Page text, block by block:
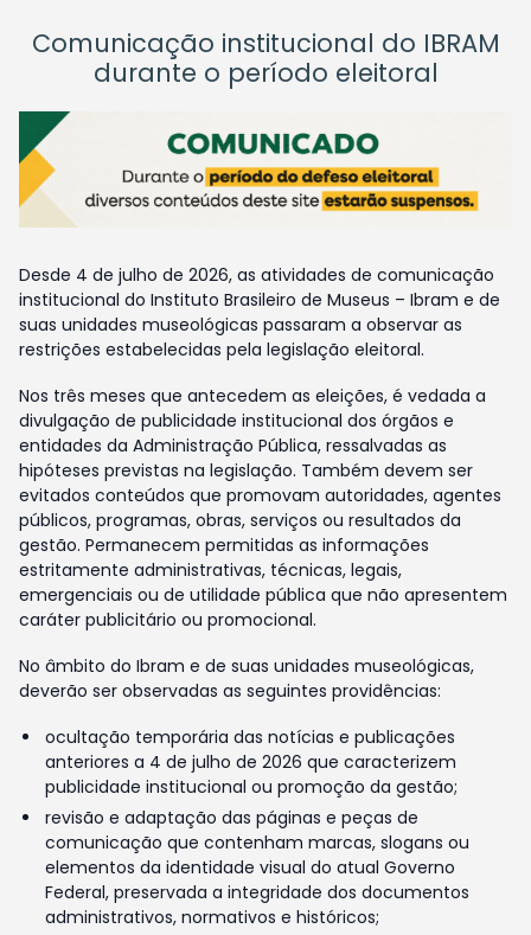
Comunicação institucional do IBRAM
durante o período eleitoral
Desde 4 de julho de 2026, as atividades de comunicação
institucional do Instituto Brasileiro de Museus – Ibram e de
suas unidades museológicas passaram a observar as
restrições estabelecidas pela legislação eleitoral.
Nos três meses que antecedem as eleições, é vedada a
divulgação de publicidade institucional dos órgãos e
entidades da Administração Pública, ressalvadas as
hipóteses previstas na legislação. Também devem ser
evitados conteúdos que promovam autoridades, agentes
públicos, programas, obras, serviços ou resultados da
gestão. Permanecem permitidas as informações
estritamente administrativas, técnicas, legais,
emergenciais ou de utilidade pública que não apresentem
caráter publicitário ou promocional.
No âmbito do Ibram e de suas unidades museológicas,
deverão ser observadas as seguintes providências:
ocultação temporária das notícias e publicações
anteriores a 4 de julho de 2026 que caracterizem
publicidade institucional ou promoção da gestão;
revisão e adaptação das páginas e peças de
comunicação que contenham marcas, slogans ou
elementos da identidade visual do atual Governo
Federal, preservada a integridade dos documentos
administrativos, normativos e históricos;